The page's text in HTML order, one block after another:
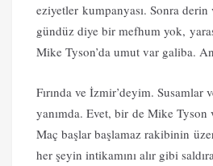
eziyetler kumpanyası. Sonra derin
gündüz diye bir mefhum yok,
Mike Tyson’da umut var galiba.
Fırında ve İzmir’deyim. Susamlar
yanımda. Evet, bir de Mike Tyson
Maç başlar başlamaz rakibinin
her şeyin intikamını alır gibi